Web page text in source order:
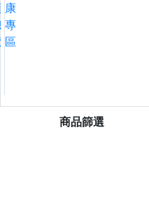
康
專
區
商品篩選